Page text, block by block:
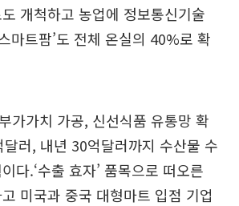
개척하고 농업에 정보통신기술
마트팜’도 전체 온실의 40%로 확
가가치 가공, 신선식품 유통망 확
러, 내년 30억달러까지 수산물 수
다.‘수출 효자’ 품목으로 떠오른
미국과 중국 대형마트 입점 기업